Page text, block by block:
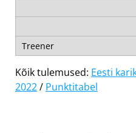
Kõik tulemused: Eesti
2022/ Punktitabel